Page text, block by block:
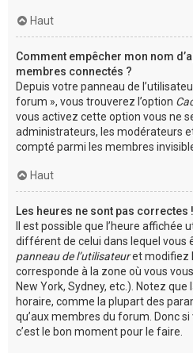
Haut
Comment empêcher mon nom
membres connectés ?
Depuis votre panneau de
forum », vous trouverez l’option
vous activez cette option vous ne
administrateurs, les modérateurs
compté parmi les membres
Haut
Les heures ne sont pas correctes !
Il est possible que l’heure affichée
différent de celui dans lequel vous
panneau de l’utilisateuret modifiez
corresponde à la zone où vous
New York, Sydney, etc.). Notez
horaire, comme la plupart des
qu’aux membres du forum. Donc
c’est le bon moment pour le faire.